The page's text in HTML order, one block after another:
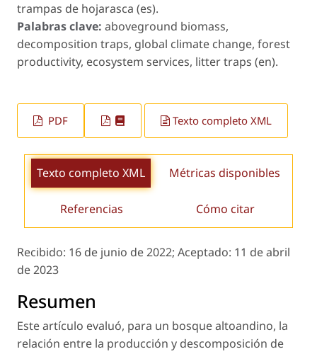
trampas de hojarasca (es).
Palabras clave: aboveground biomass,
decomposition traps, global climate change, forest
productivity, ecosystem services, litter traps (en).
PDF Texto completo XML
Texto completo XML Métricas disponibles
Referencias Cómo citar
Recibido: 16 de junio de 2022; Aceptado: 11 de abril
de 2023
Resumen
Este artículo evaluó, para un bosque altoandino, la
relación entre la producción y descomposición de